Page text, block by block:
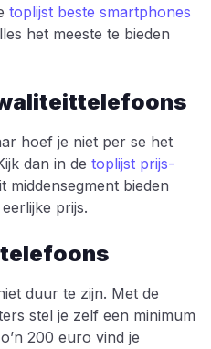
toplijst beste smartphones
het meeste te bieden
hoef je niet per se het
dan in de toplijst prijs-
middensegment bieden
prijs.
duur te zijn. Met de
stel je zelf een minimum
200 euro vind je